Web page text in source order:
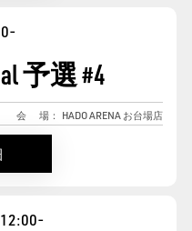
予選#4
会 場： HADO ARENA お台場店
12:00-